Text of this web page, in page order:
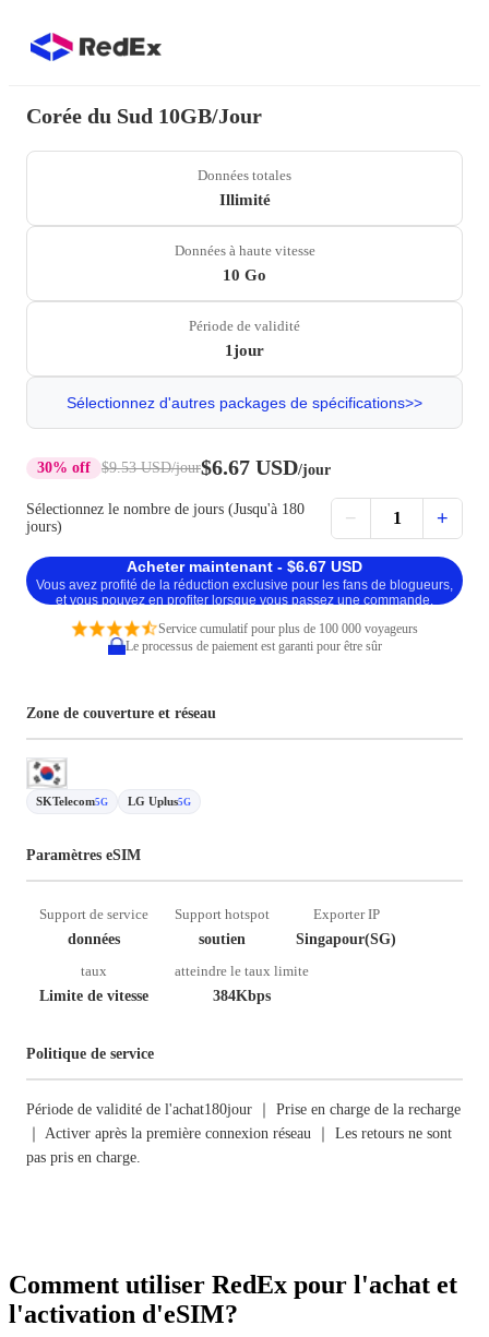
Corée du Sud 10GB/Jour
Données totales
Illimité
Données à haute vitesse
10 Go
Période de validité
1jour
Sélectionnez d'autres packages de spécifications>>
30% off $9.53 USD/jour$6.67 USD/jour
Sélectionnez le nombre de jours (Jusqu'à 180
jours)
− 1 +
Acheter maintenant - $6.67 USD
Vous avez profité de la réduction exclusive pour les fans de blogueurs,
et vous pouvez en profiter lorsque vous passez une commande.
Service cumulatif pour plus de 100 000 voyageurs
Le processus de paiement est garanti pour être sûr
Zone de couverture et réseau
SKTelecom5G LG Uplus5G
Paramètres eSIM
Support de service
données
Support hotspot
soutien
Exporter IP
Singapour(SG)
taux
Limite de vitesse
atteindre le taux limite
384Kbps
Politique de service
Période de validité de l'achat180jour ｜ Prise en charge de la recharge
｜ Activer après la première connexion réseau ｜ Les retours ne sont
pas pris en charge.
Comment utiliser RedEx pour l'achat et
l'activation d'eSIM?